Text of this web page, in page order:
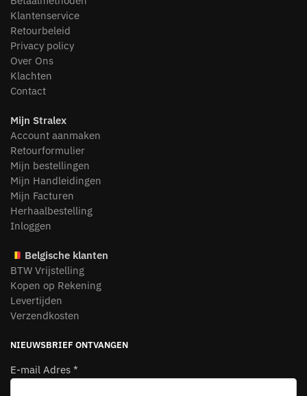
Klantenservice
Retourbeleid
Privacy policy
Over Ons
Klachten
Contact
Mijn Stralex
Account aanmaken
Retourformulier
Mijn bestellingen
Mijn Handleidingen
Mijn Facturen
Herhaalbestelling
Inloggen
Belgische klanten
BTW Vrijstelling
Kopen op Rekening
Levertijden
Verzendkosten
NIEUWSBRIEF ONTVANGEN
E-mail Adres *